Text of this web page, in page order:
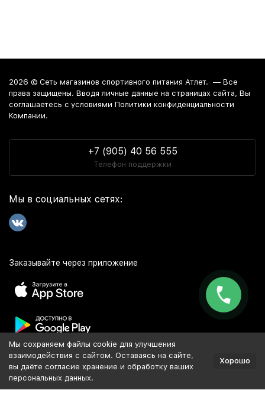
2026 © Сеть магазинов спортивного питания Атлет. — Все
права защищены. Вводя личные данные на страницах сайта, Вы
соглашаетесь c условиями Политики конфиденциальности
Компании.
+7 (905) 40 56 555
Телефон поддержки
Мы в социальных сетях:
Заказывайте через приложение
Популярное
Мы сохраняем файлы cookie для улучшения
взаимодействия с сайтом. Оставаясь на сайте,
вы даёте согласие хранение и обработку ваших
персональных данных.
Хорошо